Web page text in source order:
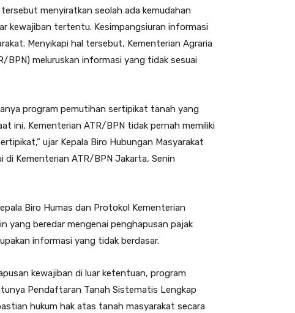
menyiratkan seolah ada kemudahan
kewajiban tertentu. Kesimpangsiuran informasi
Menyikapi hal tersebut, Kementerian Agraria
BPN) meluruskan informasi yang tidak sesuai
program pemutihan sertipikat tanah yang
ini, Kementerian ATR/BPN tidak pernah memiliki
ujar Kepala Biro Hubungan Masyarakat
Kementerian ATR/BPN Jakarta, Senin
Biro Humas dan Protokol Kementerian
yang beredar mengenai penghapusan pajak
informasi yang tidak berdasar.
kewajiban di luar ketentuan, program
Pendaftaran Tanah Sistematis Lengkap
hukum hak atas tanah masyarakat secara